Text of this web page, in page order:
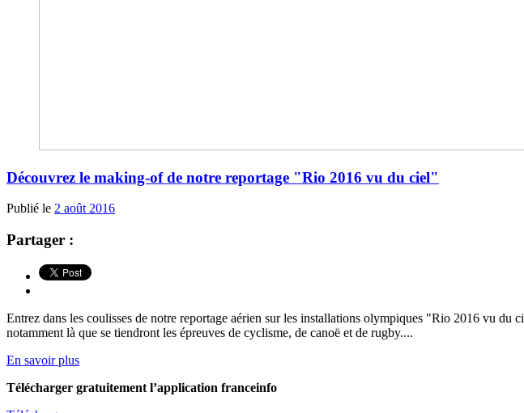
Découvrez le making-of de notre reportage "Rio 2016 vu du ciel"
Publié le 2 août 2016
Partager :
Entrez dans les coulisses de notre reportage aérien sur les installations olympiques "Rio 2016 vu
notamment là que se tiendront les épreuves de cyclisme, de canoë et de rugby....
En savoir plus
Télécharger gratuitement l’application franceinfo